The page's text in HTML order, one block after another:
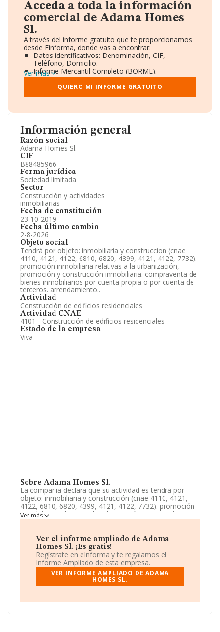
Información general
Razón social
Adama Homes Sl.
CIF
B88485966
Forma jurídica
Sociedad limitada
Sector
Construcción y actividades
inmobiliarias
Fecha de constitución
23-10-2019
Fecha último cambio
2-8-2026
Objeto social
Tendrá por objeto: inmobiliaria y construccion (cnae
4110, 4121, 4122, 6810, 6820, 4399, 4121, 4122, 7732).
promoción inmobiliaria relativas a la urbanización,
promoción y construcción inmobiliaria. compraventa de
bienes inmobiliarios por cuenta propia o por cuenta de
terceros. arrendamiento..
Actividad
Construcción de edificios residenciales
Actividad CNAE
4101 - Construcción de edificios residenciales
Estado de la empresa
Viva
Sobre Adama Homes Sl.
La compañía declara que su actividad es tendrá por
objeto: inmobiliaria y construcción (cnae 4110, 4121,
4122, 6810, 6820, 4399, 4121, 4122, 7732). promoción
inmobiliaria relativas a la urbanización, promoción y
construcción inmobiliaria. compraventa de bienes
terceros. arrendamiento. La sociedad está registrada
como Sociedad Limitada. La actividad de referencia
CNAE corresponde a '%cnae%', cuyo Código es 4101.
La sociedad no tiene actividad en mercados exteriores.
Según la Recomendación 2003/361/CE de la Comisión,
de 6 de mayo de 2003, sobre la definición de
compañía entra en la categoría de microempresas.
Ver más
Ver el informe ampliado de Adama
Homes Sl. ¡Es gratis!
Regístrate en eInforma y te regalamos el
Informe Ampliado de esta empresa.
VER INFORME AMPLIADO DE ADAMA
HOMES SL.
Acceda a toda la información
comercial de Adama Homes
Sl.
A través del informe gratuito que te proporcionamos
desde Einforma, donde vas a encontrar:
Datos identificativos: Denominación, CIF,
Teléfono, Domicilio.
Informe Mercantil Completo (BORME).
Gráficos de Evolución Ventas y Empleados.
Consejo de Administración y Administradores.
Directivos y Ejecutivos.
Información oficial y registral complementaria.
Ver más
QUIERO MI INFORME GRATUITO